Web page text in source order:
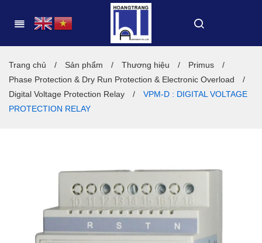
Trang chủ / Sản phẩm / Thương hiệu / Primus
/
Phase Protection & Dry Run Protection & Electronic Overload
/
Digital Voltage Protection Relay
/
VPM-D : DIGITAL VOLTAGE
PROTECTION RELAY